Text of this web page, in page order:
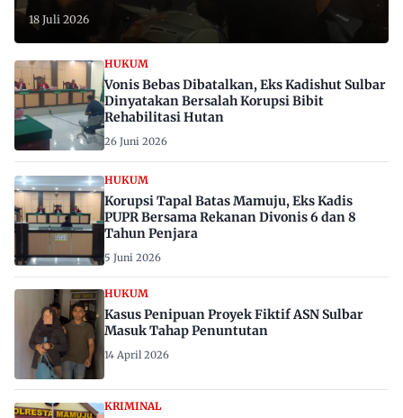
18 Juli 2026
HUKUM
Vonis Bebas Dibatalkan, Eks Kadishut Sulbar
Dinyatakan Bersalah Korupsi Bibit
Rehabilitasi Hutan
26 Juni 2026
HUKUM
Korupsi Tapal Batas Mamuju, Eks Kadis
PUPR Bersama Rekanan Divonis 6 dan 8
Tahun Penjara
5 Juni 2026
HUKUM
Kasus Penipuan Proyek Fiktif ASN Sulbar
Masuk Tahap Penuntutan
14 April 2026
KRIMINAL